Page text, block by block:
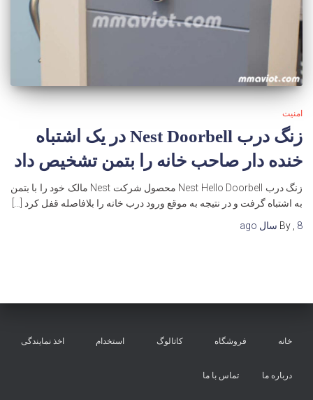
امنیت
زنگ درب Nest Doorbell در یک اشتباه
خنده دار صاحب خانه را بتمن تشخیص داد
زنگ درب Nest Hello Doorbell محصول شرکت Nest مالک خود را با بتمن
به اشتباه گرفت و در نتیجه به موقع ورود درب خانه را بلافاصله قفل کرد […]
By , 8 سال
خانه فروشگاه کاتالوگ استخدام اخذ نمایندگی
درباره ما تماس با ما